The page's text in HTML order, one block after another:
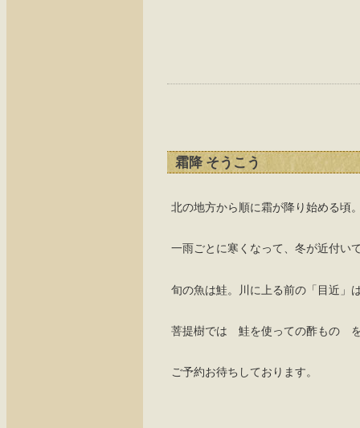
霜降 そうこう
北の地方から順に霜が降り始める頃
一雨ごとに寒くなって、冬が近付い
旬の魚は鮭。川に上る前の「目近」
菩提樹では 鮭を使っての酢もの
ご予約お待ちしております。